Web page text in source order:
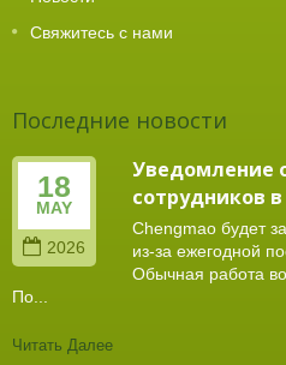
Свяжитесь с нами
Последние новости
18
MAY
2026
Уведомление
сотрудников в
Chengmao будет
из-за ежегодной
Обычная работа
По...
Читать Далее